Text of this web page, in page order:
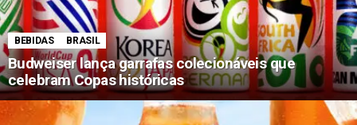
BEBIDAS BRASIL
Budweiser lança garrafas colecionáveis que
celebram Copas históricas